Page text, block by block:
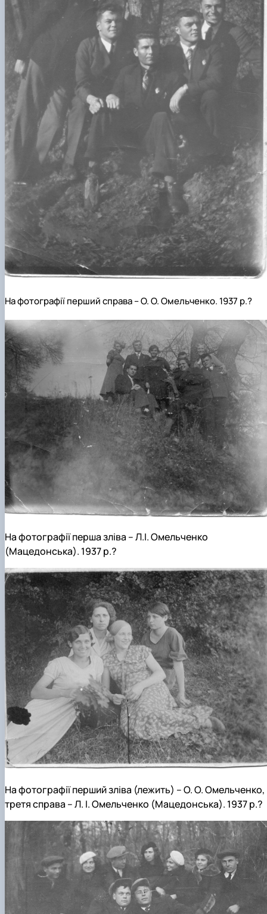
На фотографії перший справа – О. О. Омельченко. 1937 р.?
На фотографії перша зліва – Л.І. Омельченко
(Мацедонська). 1937 р.?
На фотографії перший зліва (лежить) – О. О. Омельченко,
третя справа – Л. І. Омельченко (Мацедонська). 1937 р.?